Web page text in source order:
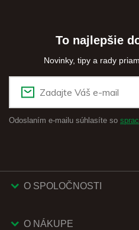
To najlepšie
Novinky, tipy a rady
Odoslaním e-mailu súhlasíte so
O SPOLOČNOSTI
O NÁKUPE